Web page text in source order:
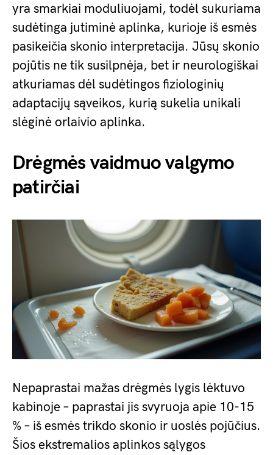
yra smarkiai moduliuojami, todėl sukuriama
sudėtinga jutiminė aplinka, kurioje iš esmės
pasikeičia skonio interpretacija. Jūsų skonio
pojūtis ne tik susilpnėja, bet ir neurologiškai
atkuriamas dėl sudėtingos fiziologinių
adaptacijų sąveikos, kurią sukelia unikali
slėginė orlaivio aplinka.
Drėgmės vaidmuo valgymo
patirčiai
Nepaprastai mažas drėgmės lygis lėktuvo
kabinoje – paprastai jis svyruoja apie 10-15
% – iš esmės trikdo skonio ir uoslės pojūčius.
Šios ekstremalios aplinkos sąlygos